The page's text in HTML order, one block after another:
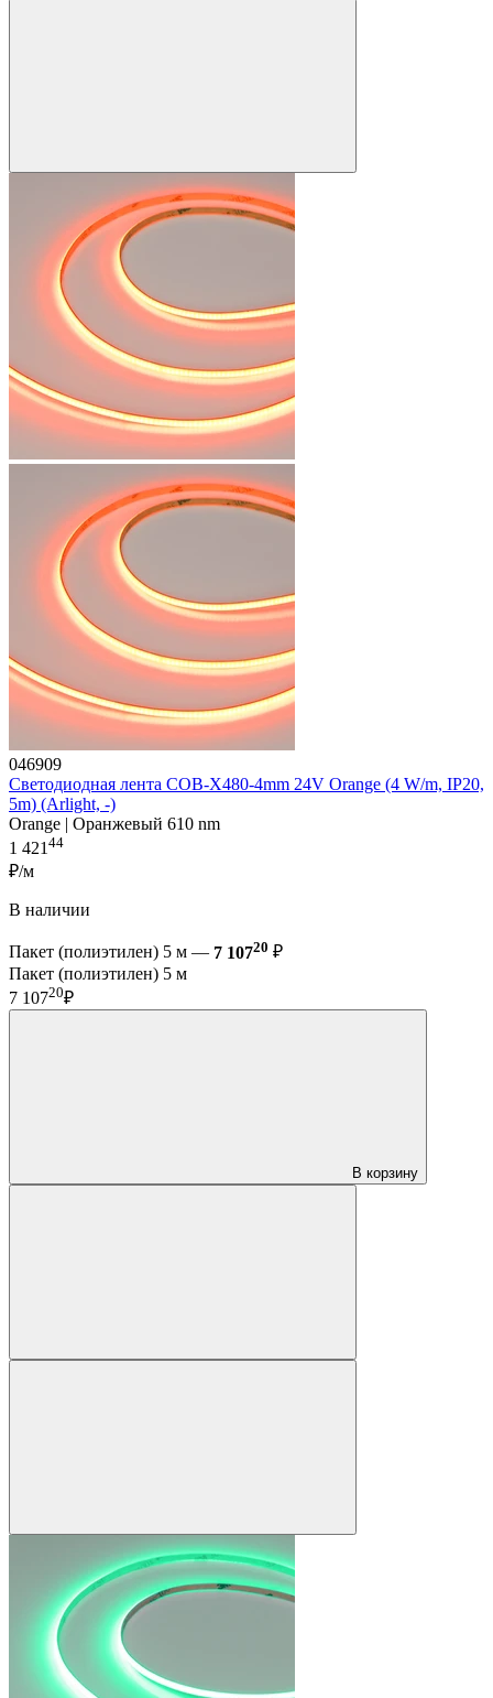
046909
Светодиодная лента COB-X480-4mm 24V Orange (4 W/m, IP20,
5m) (Arlight, -)
Orange | Оранжевый 610 nm
1 42144
₽/м
В наличии
Пакет (полиэтилен) 5 м — 7 10720 ₽
Пакет (полиэтилен) 5 м
7 10720₽
В корзину